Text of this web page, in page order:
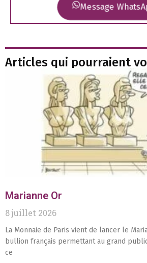
Message
Articles qui pourraient
Marianne Or
8 juillet 2026
La Monnaie de Paris vient de lancer le
bullion français permettant au grand
ce